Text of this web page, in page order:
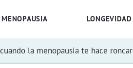
MENOPAUSIA LONGEVIDAD
la menopausia te hace roncar